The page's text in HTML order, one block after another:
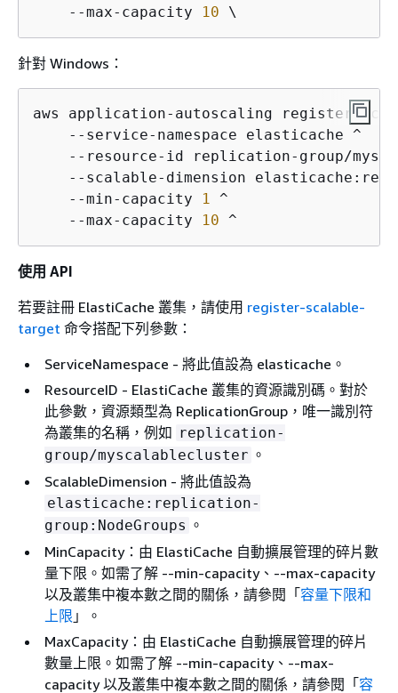
    --max-capacity
10 \
針對 Windows：
aws application-autoscaling register-
    --service-namespace elasticache ^
--resource-id replication-group/
--scalable-dimension
    --min-capacity
1 ^
    --max-capacity
10 ^
使用 API
若要註冊 ElastiCache 叢集，請使用 register-scalable-
target 命令搭配下列參數：
ServiceNamespace - 將此值設為 elasticache。
ResourceID - ElastiCache 叢集的資源識別碼。對於
此參數，資源類型為 ReplicationGroup，唯一識別符
為叢集的名稱，例如 replication-
group/myscalablecluster 。
ScalableDimension - 將此值設為
elasticache:replication-
group:NodeGroups 。
MinCapacity：由 ElastiCache 自動擴展管理的碎片數
量下限。如需了解 --min-capacity、--max-capacity
以及叢集中複本數之間的關係，請參閱「容量下限和
上限 」。
MaxCapacity：由 ElastiCache 自動擴展管理的碎片
數量上限。如需了解 --min-capacity、--max-
capacity 以及叢集中複本數之間的關係，請參閱「容